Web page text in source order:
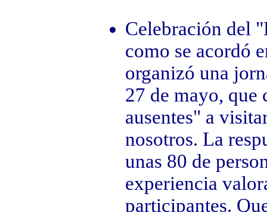
Celebración del
como se acordó
organizó una
27 de mayo, que
ausentes" a
nosotros. La
unas 80 de
experiencia
participantes.